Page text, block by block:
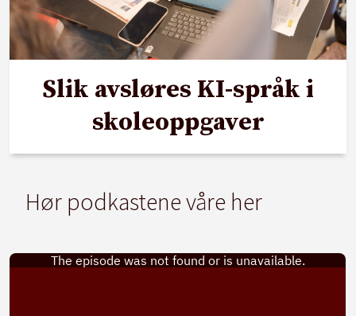
Slik avsløres KI-språk i
skoleoppgaver
Hør podkastene våre her